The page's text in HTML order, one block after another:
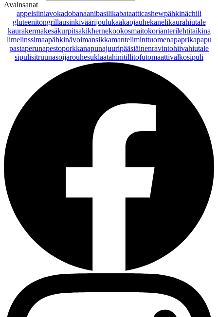
Avainsanat
appelsiiniavokadobanaanibasilikabataatticashewpähkinächili
gluteenitongrillausinkiväärijoulukaakaojauhekanelikaurahiutale
kaurakermakesäkurpitsakikhernekookosmaitokorianterilehtitaikina
limelinssimaapähkinävoimansikkamanteliminttuomenapaprikapapu
pastaperunapestoporkkanapunajuuripääsiäinenravintohiivahiutale
sipulisitruunasoijarouhesuklaatahinitillitofutomaattivalkosipuli